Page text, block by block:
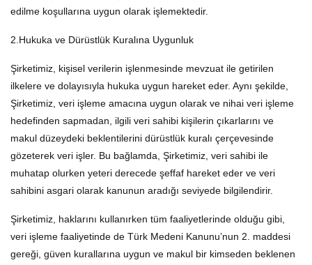
edilme koşullarına uygun olarak işlemektedir.
2.Hukuka ve Dürüstlük Kuralına Uygunluk
Şirketimiz, kişisel verilerin işlenmesinde mevzuat ile getirilen
ilkelere ve dolayısıyla hukuka uygun hareket eder. Aynı şekilde,
Şirketimiz, veri işleme amacına uygun olarak ve nihai veri işleme
hedefinden sapmadan, ilgili veri sahibi kişilerin çıkarlarını ve
makul düzeydeki beklentilerini dürüstlük kuralı çerçevesinde
gözeterek veri işler. Bu bağlamda, Şirketimiz, veri sahibi ile
muhatap olurken yeteri derecede şeffaf hareket eder ve veri
sahibini asgari olarak kanunun aradığı seviyede bilgilendirir.
Şirketimiz, haklarını kullanırken tüm faaliyetlerinde olduğu gibi,
veri işleme faaliyetinde de Türk Medeni Kanunu’nun 2. maddesi
gereği, güven kurallarına uygun ve makul bir kimseden beklenen